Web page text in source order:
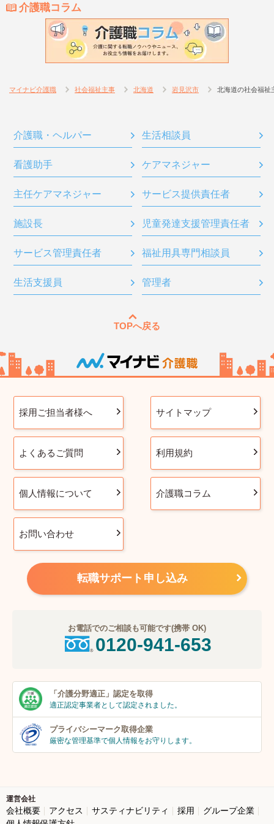
介護職コラム
マイナビ介護職 社会福祉主事 北海道 岩見沢市 北海道の社会福祉
介護職・ヘルパー 生活相談員
看護助手 ケアマネジャー
主任ケアマネジャー サービス提供責任者
施設長 児童発達支援管理責任者
サービス管理責任者 福祉用具専門相談員
生活支援員 管理者
TOPへ戻る
採用ご担当者様へ サイトマップ
よくあるご質問 利用規約
個人情報について 介護職コラム
お問い合わせ
転職サポート申し込み
お電話でのご相談も可能です(携帯 OK)
0120-941-653
「介護分野適正」 認定を取得
適正認定事業者として認定されました。
プライバシーマーク取得企業
厳密な管理基準で個人情報をお守りします。
運営会社
会社概要 アクセス サスティナビリティ 採用
グループ企業